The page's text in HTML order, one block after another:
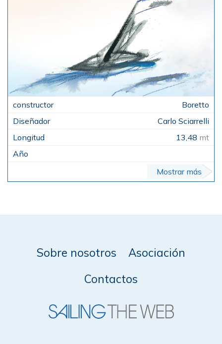
Boretto
Carlo Sciarrelli
13,48 mt
Mostrar más
Sobre nosotros
Asociación
Contactos